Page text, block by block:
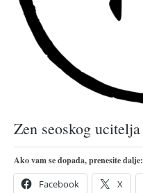
porodične priče
umesto tvitera
kalendar srpski
Okinava karate
moje beleške
Zen seoskog ucitelja
Ako vam se dopada, prenesite dalje:
Facebook X